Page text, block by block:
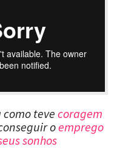
teve coragem
oemprego
sonhos